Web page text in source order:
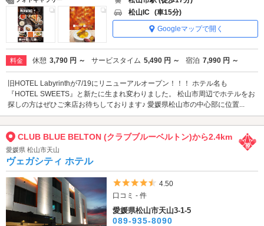
松山IC (車15分)
Googleマップで開く
料金 休憩 3,790 円 ～ サービスタイム 5,490 円 ～ 宿泊 7,990 円 ～
旧HOTEL Labyrinthが7/19にリニューアルオープン！！！ ホテル名も
『HOTEL SWEETS』と新たに生まれ変わりました。 松山市周辺でホテルをお
探しの方はぜひご来店お待ちしております♪ 愛媛県松山市の中心部に位置...
CLUB BLUE BELTON (クラブブルーベルトン)から2.4km
愛媛県 松山市天山
ヴェガシティ ホテル
5つ星のうち4.5
4.50
口コミ - 件
愛媛県松山市天山3-1-5
089-935-8090